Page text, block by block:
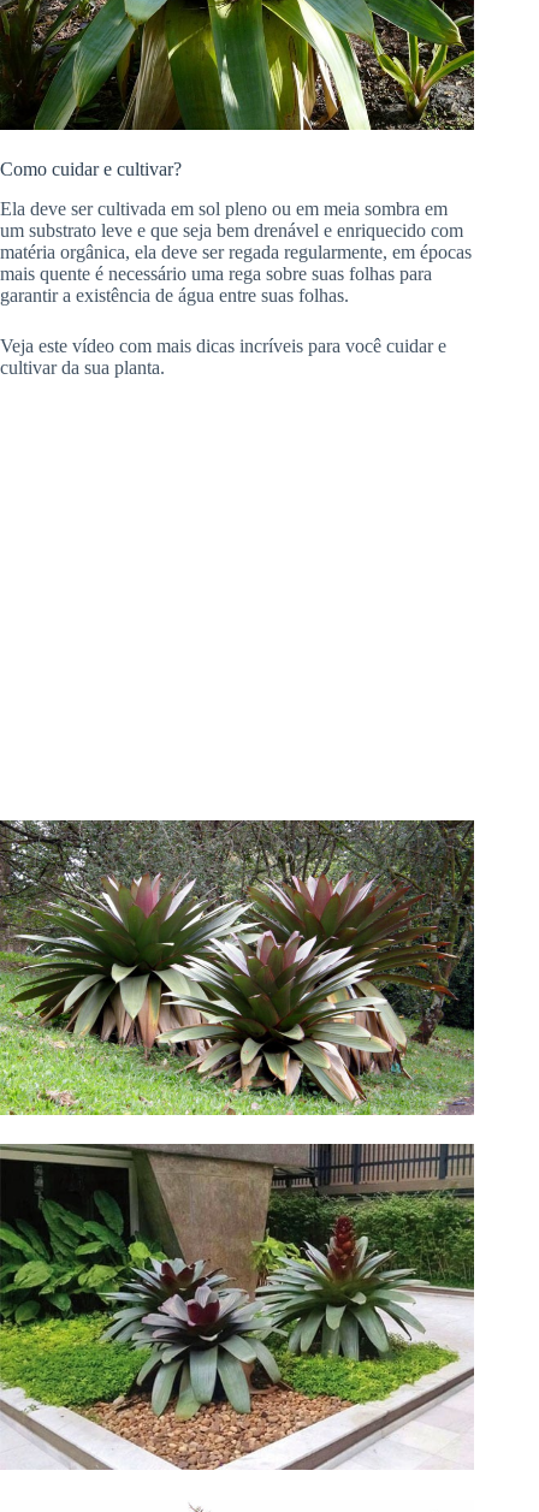
Como cuidar e cultivar?
Ela deve ser cultivada em sol pleno ou em meia sombra em
um substrato leve e que seja bem drenável e enriquecido com
matéria orgânica, ela deve ser regada regularmente, em épocas
mais quente é necessário uma rega sobre suas folhas para
garantir a existência de água entre suas folhas.
Veja este vídeo com mais dicas incríveis para você cuidar e
cultivar da sua planta.